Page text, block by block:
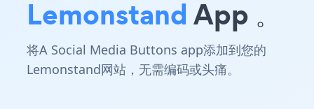
LemonstandApp 。
将A Social Media Buttons app添加到您的
Lemonstand网站，无需编码或头痛。